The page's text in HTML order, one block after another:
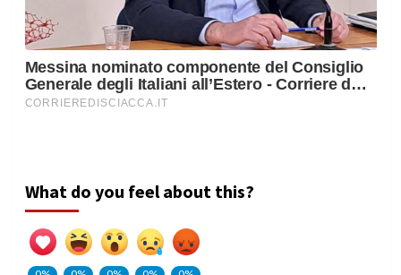
What do you feel about this?